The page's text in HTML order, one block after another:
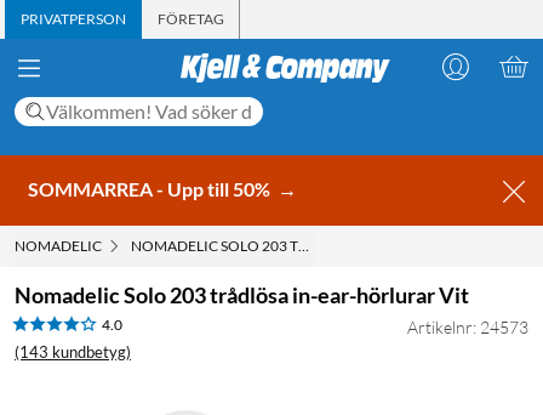
PRIVATPERSON FÖRETAG
SOMMARREA - Upp till 50% →
NOMADELIC NOMADELIC SOLO 203 TRÅDLÖSA IN-EAR-HÖRLURAR VIT
Nomadelic Solo 203 trådlösa in-ear-hörlurar Vit
4.0
(143 kundbetyg)
Artikelnr: 24573